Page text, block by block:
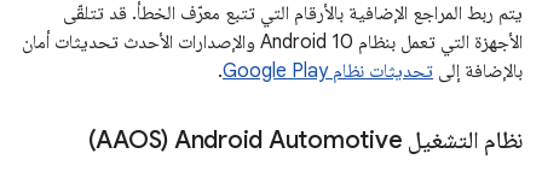
يتم ربط المراجع الإضافية بالأرقام التي تتبع معرّف الخطأ. قد تتلقّى
الأجهزة التي تعمل بنظام Android 10 والإصدارات الأحدث تحديثات أمان
بالإضافة إلى تحديثات نظام Google Play .
نظام التشغيل Android Automotive ‏(AAOS)